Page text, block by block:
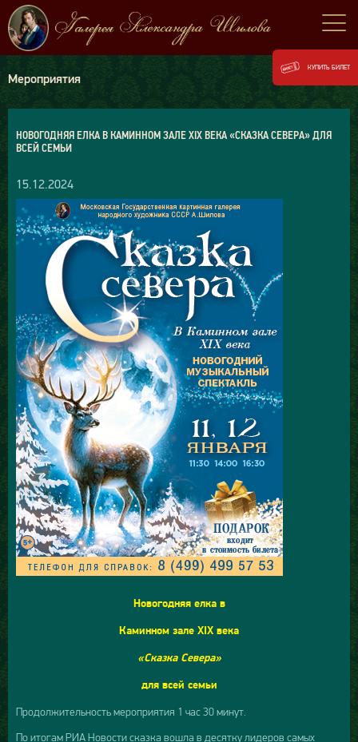
Мероприятия
НОВОГОДНЯЯ ЕЛКА В КАМИННОМ ЗАЛЕ XIX ВЕКА «СКАЗКА СЕВЕРА» ДЛЯ
ВСЕЙ СЕМЬИ
15.12.2024
Новогодняя елка в
Каминном зале XIX века
«Сказка Севера»
для всей семьи
Продолжительность мероприятия 1 час 30 минут.
По итогам РИА Новости сказка вошла в десятку лидеров самых
КУПИТЬ БИЛЕТ